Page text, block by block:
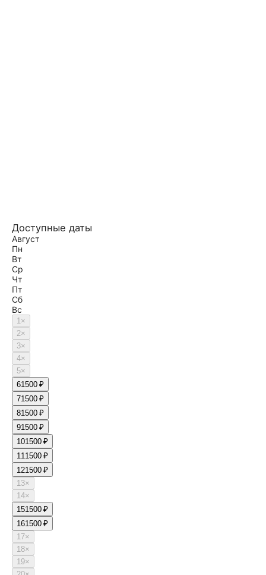
Доступные даты
Август
Пн
Вт
Ср
Чт
Пт
Сб
Вс
1×
2×
3×
4×
5×
61500 ₽
71500 ₽
81500 ₽
91500 ₽
101500 ₽
111500 ₽
121500 ₽
13×
14×
151500 ₽
161500 ₽
17×
18×
19×